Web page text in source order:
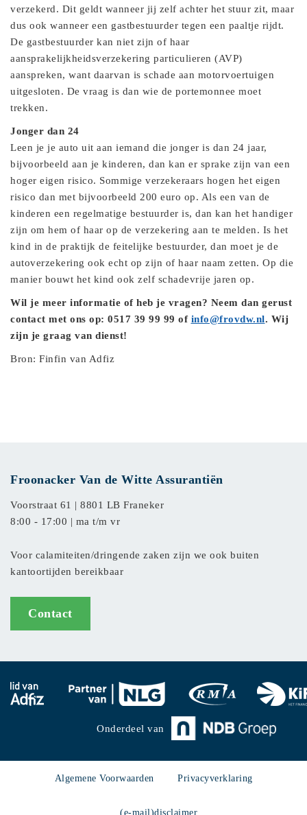
verzekerd. Dit geldt wanneer jij zelf achter het stuur zit, maar
dus ook wanneer een gastbestuurder tegen een paaltje rijdt.
De gastbestuurder kan niet zijn of haar
aansprakelijkheidsverzekering particulieren (AVP)
aanspreken, want daarvan is schade aan motorvoertuigen
uitgesloten. De vraag is dan wie de portemonnee moet
trekken.
Jonger dan 24
Leen je je auto uit aan iemand die jonger is dan 24 jaar,
bijvoorbeeld aan je kinderen, dan kan er sprake zijn van een
hoger eigen risico. Sommige verzekeraars hogen het eigen
risico dan met bijvoorbeeld 200 euro op. Als een van de
kinderen een regelmatige bestuurder is, dan kan het handiger
zijn om hem of haar op de verzekering aan te melden. Is het
kind in de praktijk de feitelijke bestuurder, dan moet je de
autoverzekering ook echt op zijn of haar naam zetten. Op die
manier bouwt het kind ook zelf schadevrije jaren op.
Wil je meer informatie of heb je vragen? Neem dan gerust
contact met ons op: 0517 39 99 99 of info@frovdw.nl. Wij
zijn je graag van dienst!
Bron: Finfin van Adfiz
Froonacker Van de Witte Assurantiën
Voorstraat 61 | 8801 LB Franeker
8:00 - 17:00 | ma t/m vr
Voor calamiteiten/dringende zaken zijn we ook buiten
kantoortijden bereikbaar
Contact
Onderdeel van
Algemene Voorwaarden Privacyverklaring
(e-mail)disclaimer